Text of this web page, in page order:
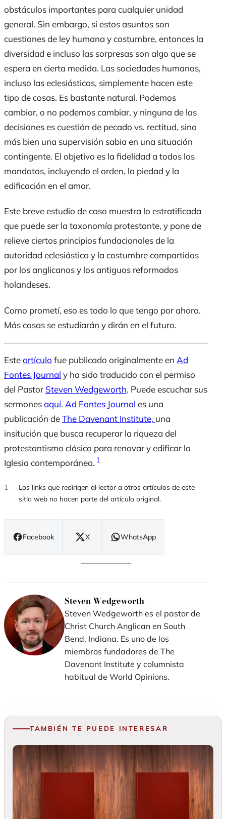
obstáculos importantes para cualquier unidad
general. Sin embargo, si estos asuntos son
cuestiones de ley humana y costumbre, entonces la
diversidad e incluso las sorpresas son algo que se
espera en cierta medida. Las sociedades humanas,
incluso las eclesiásticas, simplemente hacen este
tipo de cosas. Es bastante natural. Podemos
cambiar, o no podemos cambiar, y ninguna de las
decisiones es cuestión de pecado vs. rectitud, sino
más bien una supervisión sabia en una situación
contingente. El objetivo es la fidelidad a todos los
mandatos, incluyendo el orden, la piedad y la
edificación en el amor.
Este breve estudio de caso muestra lo estratificada
que puede ser la taxonomía protestante, y pone de
relieve ciertos principios fundacionales de la
autoridad eclesiástica y la costumbre compartidos
por los anglicanos y los antiguos reformados
holandeses.
Como prometí, eso es todo lo que tengo por ahora.
Más cosas se estudiarán y dirán en el futuro.
Esteartículo fue publicado originalmente en Ad
Fontes Journal y ha sido traducido con el permiso
del Pastor Steven Wedgeworth. Puede escuchar sus
sermonesaquí. Ad Fontes Journal es una
publicación deThe Davenant Institute, una
insitución que busca recuperar la riqueza del
protestantismo clásico para renovar y edificar la
Iglesia contemporánea. 1
1
Los links que redirigen al lector a otros artículos de este
sitio web no hacen parte del artículo original.
Facebook
(se
X
(se
en
WhatsApp
(se
Steven Wedgeworth
Steven Wedgeworth es el pastor de
Christ Church Anglican en South
Bend, Indiana. Es uno de los
miembros fundadores de The
Davenant Institute y columnista
habitual de World Opinions.
TAMBIÉN TE PUEDE INTERESAR